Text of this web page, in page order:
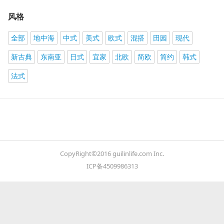
风格
全部 地中海 中式 美式 欧式 混搭 田园
现代
新古典
东南亚 日式 宜家 北欧 简欧 简约
韩式
法式
CopyRight©2016 guilinlife.com Inc.
ICP备4509986313